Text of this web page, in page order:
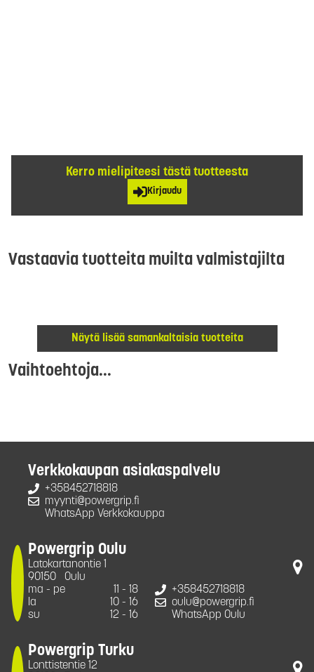
Kerro mielipiteesi tästä tuotteesta
Kirjaudu
Vastaavia tuotteita muilta valmistajilta
Näytä lisää samankaltaisia tuotteita
Vaihtoehtoja...
Verkkokaupan asiakaspalvelu
+358452718818
myynti@powergrip.fi
WhatsApp Verkkokauppa
Powergrip Oulu
Latokartanontie 1
90150
Oulu
ma - pe
11 - 18
la
10 - 16
su
12 - 16
+358452718818
oulu@powergrip.fi
WhatsApp Oulu
Powergrip Turku
Lonttistentie 12